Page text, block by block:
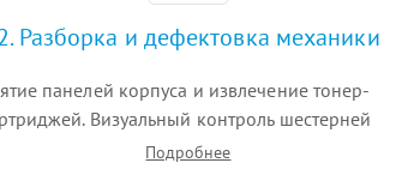
Разборка и дефектовка механики
панелей корпуса и извлечение тонер-
Визуальный контроль шестерней
роликов захвата, термопленки и
Подробнее